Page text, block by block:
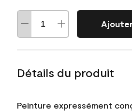
Détails du produit
Peinture expressément